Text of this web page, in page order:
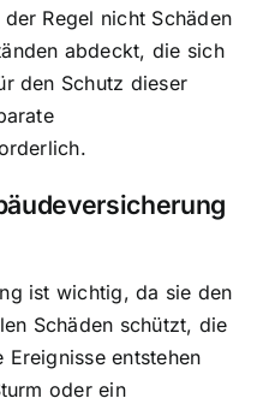
Regel nicht Schäden
abdeckt, die sich
den Schutz dieser
ist wichtig, da sie den
Schäden schützt, die
entstehen
oder ein